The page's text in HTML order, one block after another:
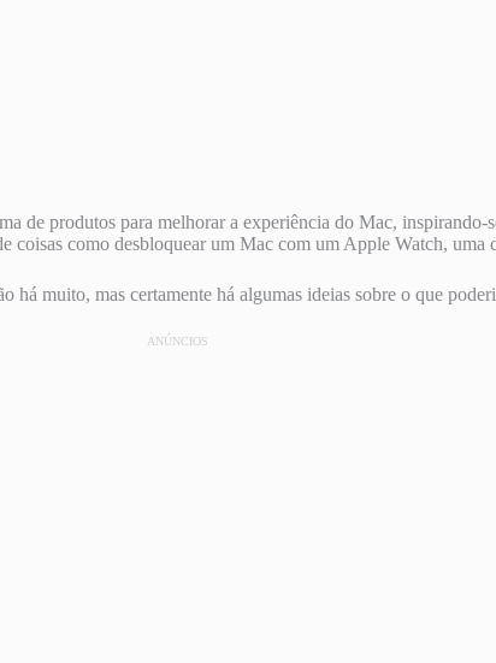
de produtos para melhorar a experiência do Mac,
como desbloquear um Mac com um Apple Watch,
muito, mas certamente há algumas ideias sobre o que
ANÚNCIOS